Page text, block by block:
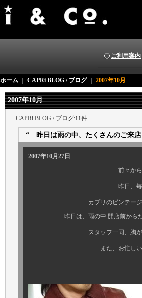
ご利用案内
ホーム CAPRi BLOG / ブログ｜ 2007年10月
2007年10月
CAPRi BLOG / ブログ:11件
“ 昨日は雨の中、たくさんのご来
2007年10月27日
前々から、予告して
昨日、毎年ご好評頂
カプリのビンテージ レザー
昨日は、雨の中 開店前からたく
スタッフ一同、胸が熱くな
また、お忙しい中 本当に